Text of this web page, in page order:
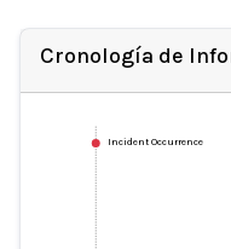
Cronología de
Incident Occurrence